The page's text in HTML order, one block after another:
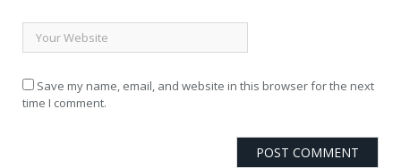
Save my name, email, and website in this browser for the next
time I comment.